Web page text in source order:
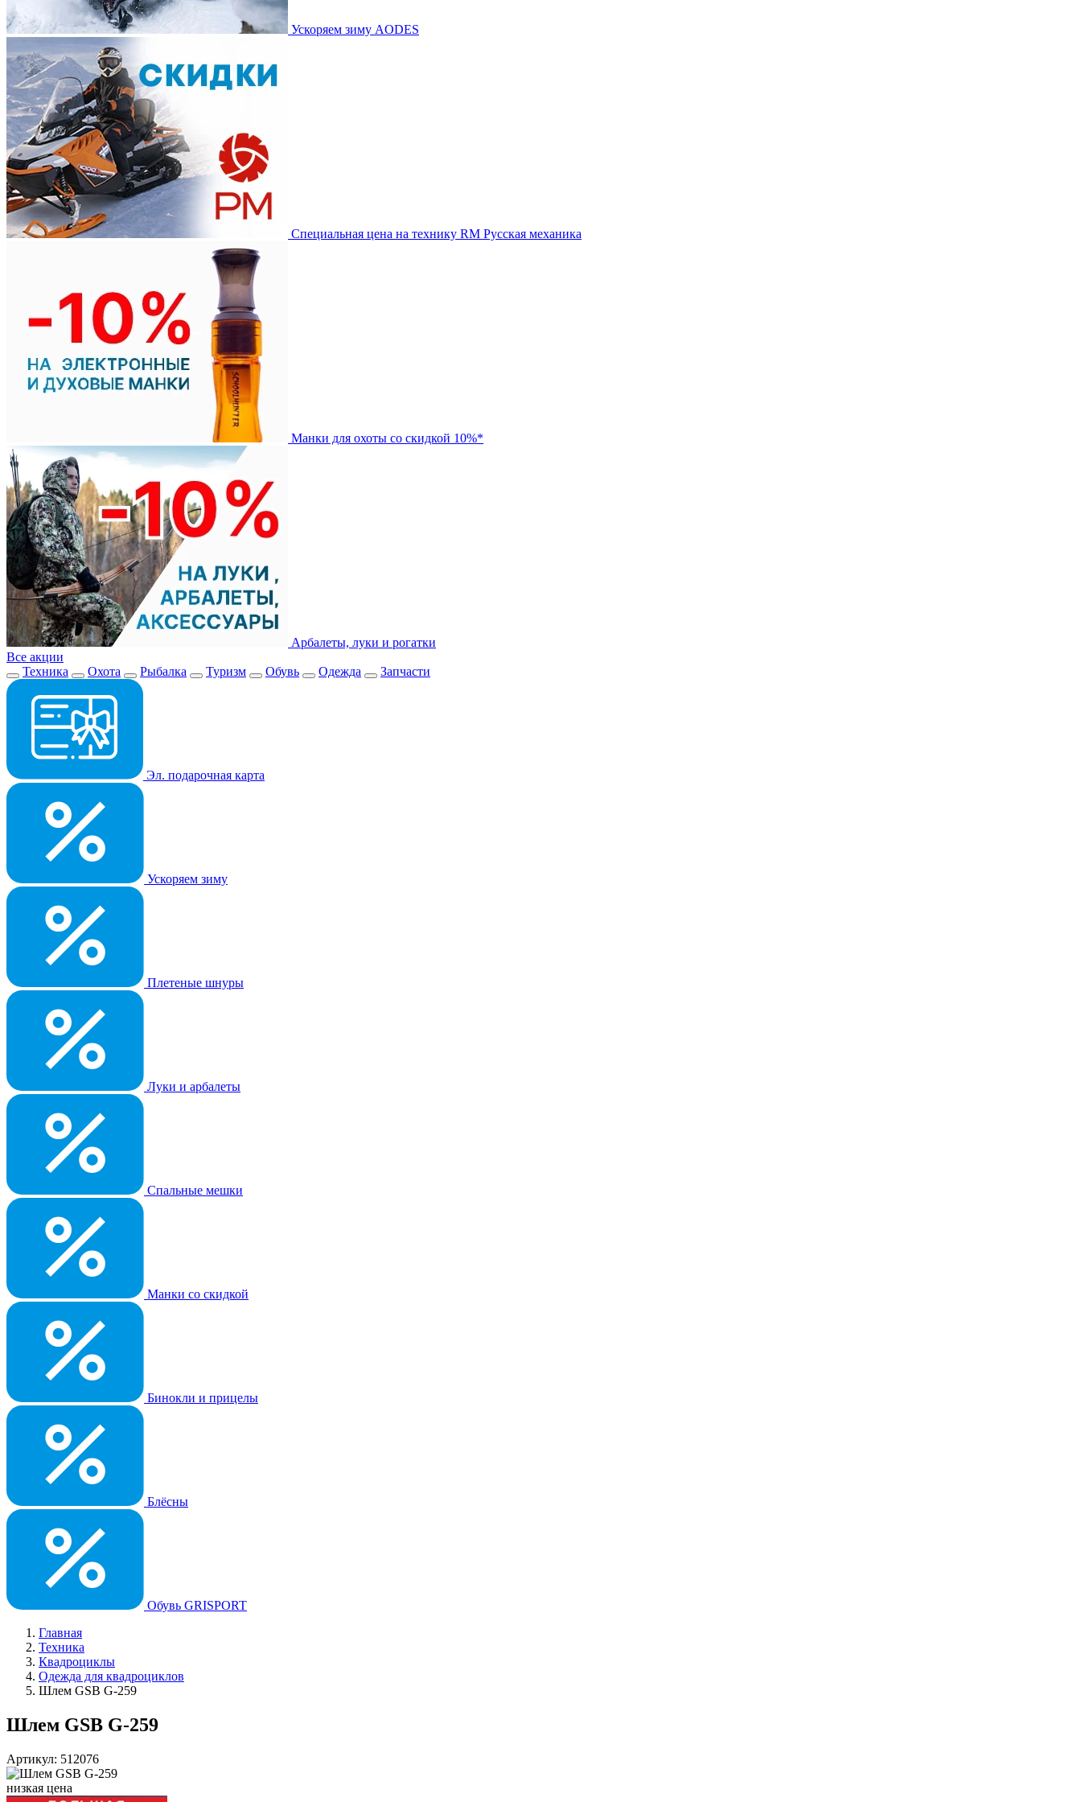
Ускоряем зиму AODES
Специальная цена на технику RM Русская механика
Манки для охоты со скидкой 10%*
Арбалеты, луки и рогатки
Все акции
Техника
Охота Рыбалка Туризм Обувь Одежда Запчасти
Эл. подарочная карта
Ускоряем зиму
Плетеные шнуры
Луки и арбалеты
Спальные мешки
Манки со скидкой
Бинокли и прицелы
Блёсны
Обувь GRISPORT
Главная
Техника
Квадроциклы
Одежда для квадроциклов
Шлем GSB G-259
Шлем GSB G-259
Артикул: 512076
низкая цена